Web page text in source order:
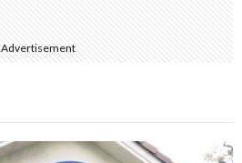
Advertisement